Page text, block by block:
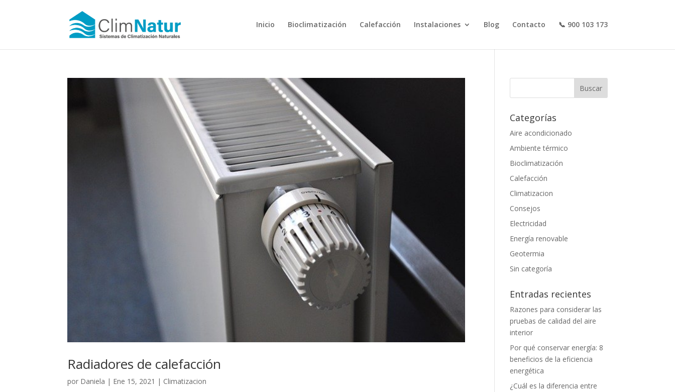
Inicio Bioclimatización Calefacción Instalaciones Blog Contacto 📞 900 103 173
Radiadores de calefacción
por Daniela | Ene 15, 2021 | Climatizacion
Categorías
Aire acondicionado
Ambiente térmico
Bioclimatización
Calefacción
Climatizacion
Consejos
Electricidad
Energía renovable
Geotermia
Sin categoría
Entradas recientes
Razones para considerar las
pruebas de calidad del aire
interior
Por qué conservar energía: 8
beneficios de la eficiencia
energética
¿Cuál es la diferencia entre